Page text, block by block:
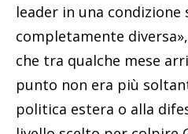
leader in una condizione
completamente
che tra qualche mese
punto non era più
politica estera o alla